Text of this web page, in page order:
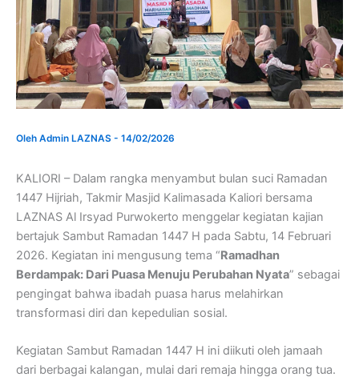
Oleh Admin LAZNAS - 14/02/2026
KALIORI – Dalam rangka menyambut bulan suci Ramadan
1447 Hijriah, Takmir Masjid Kalimasada Kaliori bersama
LAZNAS Al Irsyad Purwokerto menggelar kegiatan kajian
bertajuk Sambut Ramadan 1447 H pada Sabtu, 14 Februari
2026. Kegiatan ini mengusung tema “Ramadhan
Berdampak: Dari Puasa Menuju Perubahan Nyata” sebagai
pengingat bahwa ibadah puasa harus melahirkan
transformasi diri dan kepedulian sosial.
Kegiatan Sambut Ramadan 1447 H ini diikuti oleh jamaah
dari berbagai kalangan, mulai dari remaja hingga orang tua.